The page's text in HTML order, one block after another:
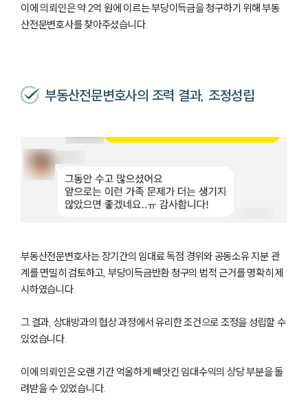
팀소개
팀소개
대륜의 강점
오시는 길
AI대륜
주요 업무사례
법률지식인
이에 의뢰인은 약 2억 원에 이르는 부당이득금을 청구하기 위해 부동
산전문변호사를 찾아주셨습니다.
부동산전문변호사의 조력 결과, 조정성립
부동산전문변호사는 장기간의 임대료 독점 경위와 공동소유 지분 관
계를 면밀히 검토하고, 부당이득금반환 청구의 법적 근거를 명확히 제
시하였습니다.
그 결과, 상대방과의 협상 과정에서 유리한 조건으로 조정을 성립할 수
있었습니다.
이에 의뢰인은 오랜 기간 억울하게 빼앗긴 임대수익의 상당 부분을 돌
려받을 수 있었습니다.